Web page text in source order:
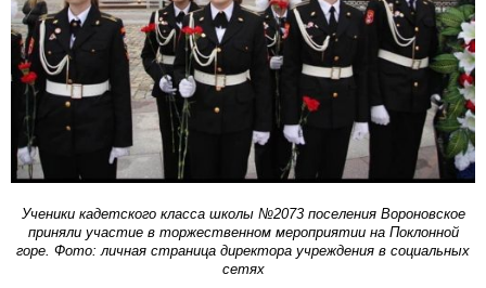
Ученики кадетского класса школы №2073 поселения Вороновское
приняли участие в торжественном мероприятии на Поклонной
горе. Фото: личная страница директора учреждения в социальных
сетях